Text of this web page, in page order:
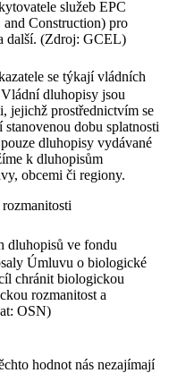
služeb EPC
Construction) pro
další. (Zdroj: GCEL)
se týkají vládních
dluhopisy jsou
jejichž prostřednictvím se
dobu splatnosti
dluhopisy vydávané
k dluhopisům
obcemi či regiony.
dluhopisů ve fondu
Úmluvu o biologické
chránit biologickou
rozmanitost a
OSN)
hodnot nás nezajímají